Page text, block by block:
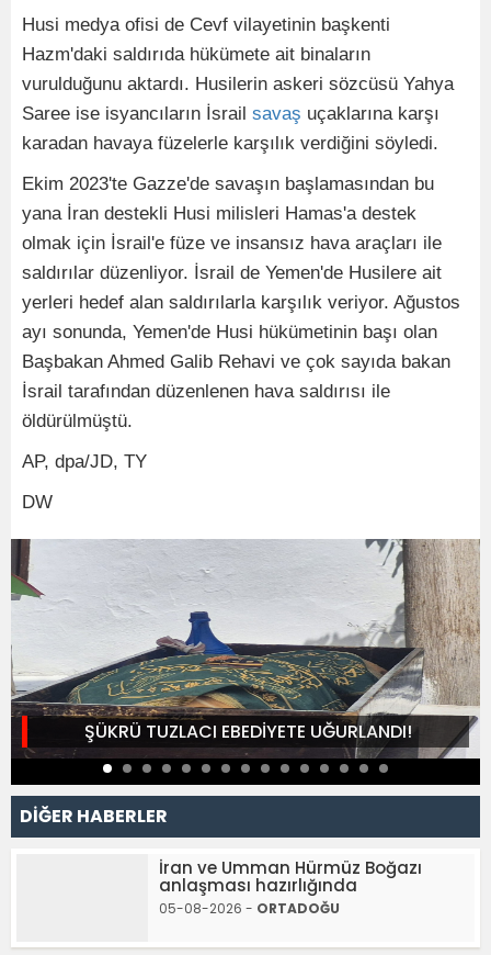
Husi medya ofisi de Cevf vilayetinin başkenti
Hazm'daki saldırıda hükümete ait binaların
vurulduğunu aktardı. Husilerin askeri sözcüsü Yahya
Saree ise isyancıların İsrail savaş uçaklarına karşı
karadan havaya füzelerle karşılık verdiğini söyledi.
Ekim 2023'te Gazze'de savaşın başlamasından bu
yana İran destekli Husi milisleri Hamas'a destek
olmak için İsrail'e füze ve insansız hava araçları ile
saldırılar düzenliyor. İsrail de Yemen'de Husilere ait
yerleri hedef alan saldırılarla karşılık veriyor. Ağustos
ayı sonunda, Yemen'de Husi hükümetinin başı olan
Başbakan Ahmed Galib Rehavi ve çok sayıda bakan
İsrail tarafından düzenlenen hava saldırısı ile
öldürülmüştü.
AP, dpa/JD, TY
DW
ŞÜKRÜ TUZLACI EBEDİYETE UĞURLANDI!
DİĞER HABERLER
İran ve Umman Hürmüz Boğazı
anlaşması hazırlığında
05-08-2026 - ORTADOĞU